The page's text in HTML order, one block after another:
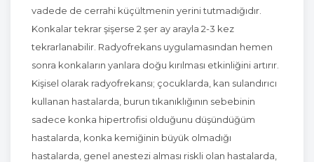
vadede de cerrahi küçültmenin yerini tutmadığıdır.
Konkalar tekrar şişerse 2 şer ay arayla 2-3 kez
tekrarlanabilir. Radyofrekans uygulamasından hemen
sonra konkaların yanlara doğu kırılması etkinliğini artırır.
Kişisel olarak radyofrekansı; çocuklarda, kan sulandırıcı
kullanan hastalarda, burun tıkanıklığının sebebinin
sadece konka hipertrofisi olduğunu düşündüğüm
hastalarda, konka kemiğinin büyük olmadığı
hastalarda, genel anestezi alması riskli olan hastalarda,